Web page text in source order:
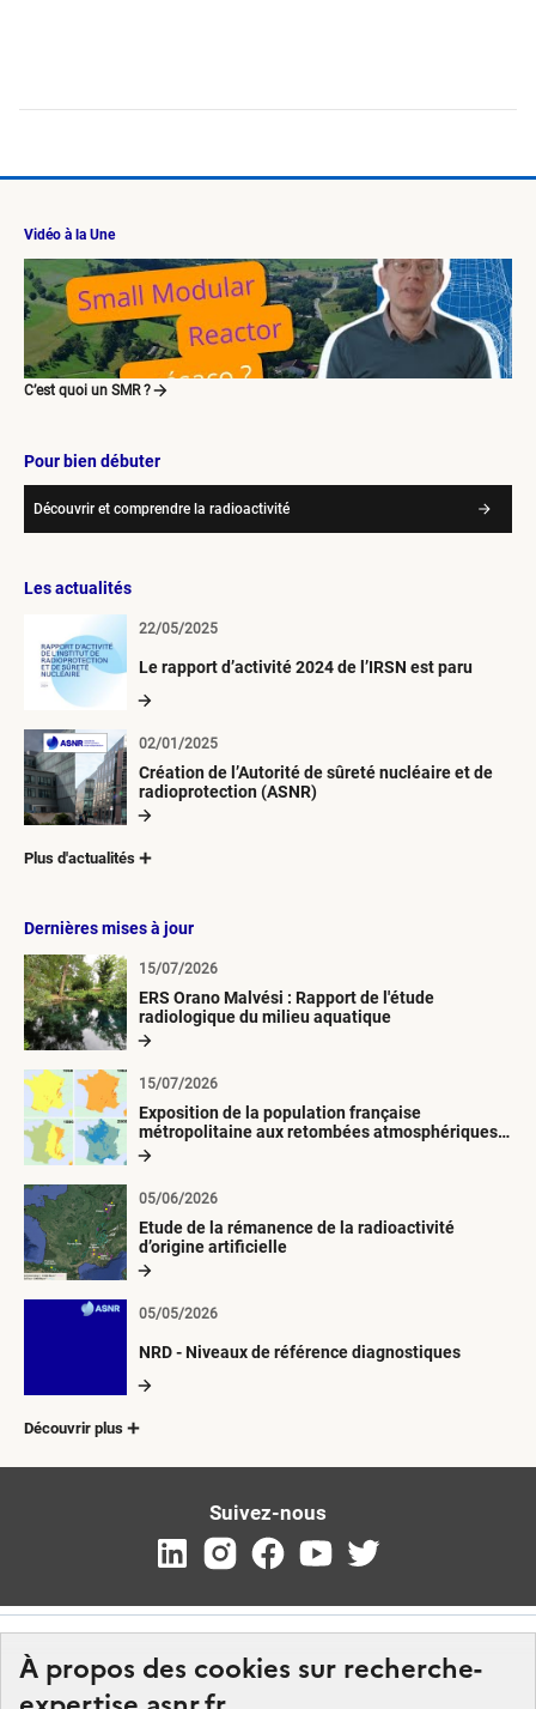
À propos des cookies sur recherche-
Vidéo à la Une
C’est quoi un SMR ?
Pour bien débuter
Découvrir et comprendre la radioactivité
Les actualités
Le rapport d’activité 2024 de l’IRSN est paru
22/05/2025
Création de l’Autorité de sûreté nucléaire et de
radioprotection (ASNR)
02/01/2025
Plus d'actualités
Dernières mises à jour
ERS Orano Malvési : Rapport de l'étude
radiologique du milieu aquatique
15/07/2026
Exposition de la population française
métropolitaine aux retombées atmosphériques
radioactives depuis 1945
15/07/2026
Etude de la rémanence de la radioactivité
d’origine artificielle
05/06/2026
NRD - Niveaux de référence diagnostiques
05/05/2026
Découvrir plus
Suivez-nous